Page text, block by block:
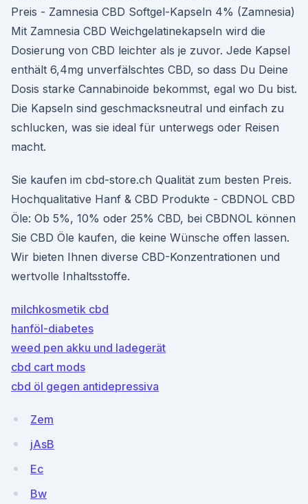
Preis - Zamnesia CBD Softgel-Kapseln 4% (Zamnesia)
Mit Zamnesia CBD Weichgelatinekapseln wird die
Dosierung von CBD leichter als je zuvor. Jede Kapsel
enthält 6,4mg unverfälschtes CBD, so dass Du Deine
Dosis starke Cannabinoide bekommst, egal wo Du bist.
Die Kapseln sind geschmacksneutral und einfach zu
schlucken, was sie ideal für unterwegs oder Reisen
macht.
Sie kaufen im cbd-store.ch Qualität zum besten Preis.
Hochqualitative Hanf & CBD Produkte - CBDNOL CBD
Öle: Ob 5%, 10% oder 25% CBD, bei CBDNOL können
Sie CBD Öle kaufen, die keine Wünsche offen lassen.
Wir bieten Ihnen diverse CBD-Konzentrationen und
wertvolle Inhaltsstoffe.
milchkosmetik cbd
hanföl-diabetes
weed pen akku und ladegerät
cbd cart mods
cbd öl gegen antidepressiva
Zem
jAsB
Ec
Bw